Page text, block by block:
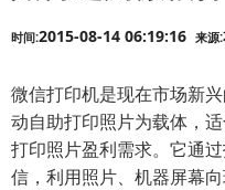
时间:2015-08-14 06:19:16 来源:
微信打印机是现在市场新
动自助打印照片为载体，
打印照片盈利需求。它通
信，利用照片、机器屏幕